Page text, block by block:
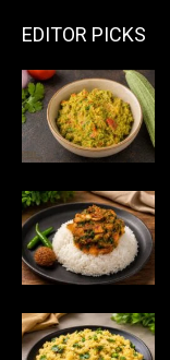
EDITOR PICKS